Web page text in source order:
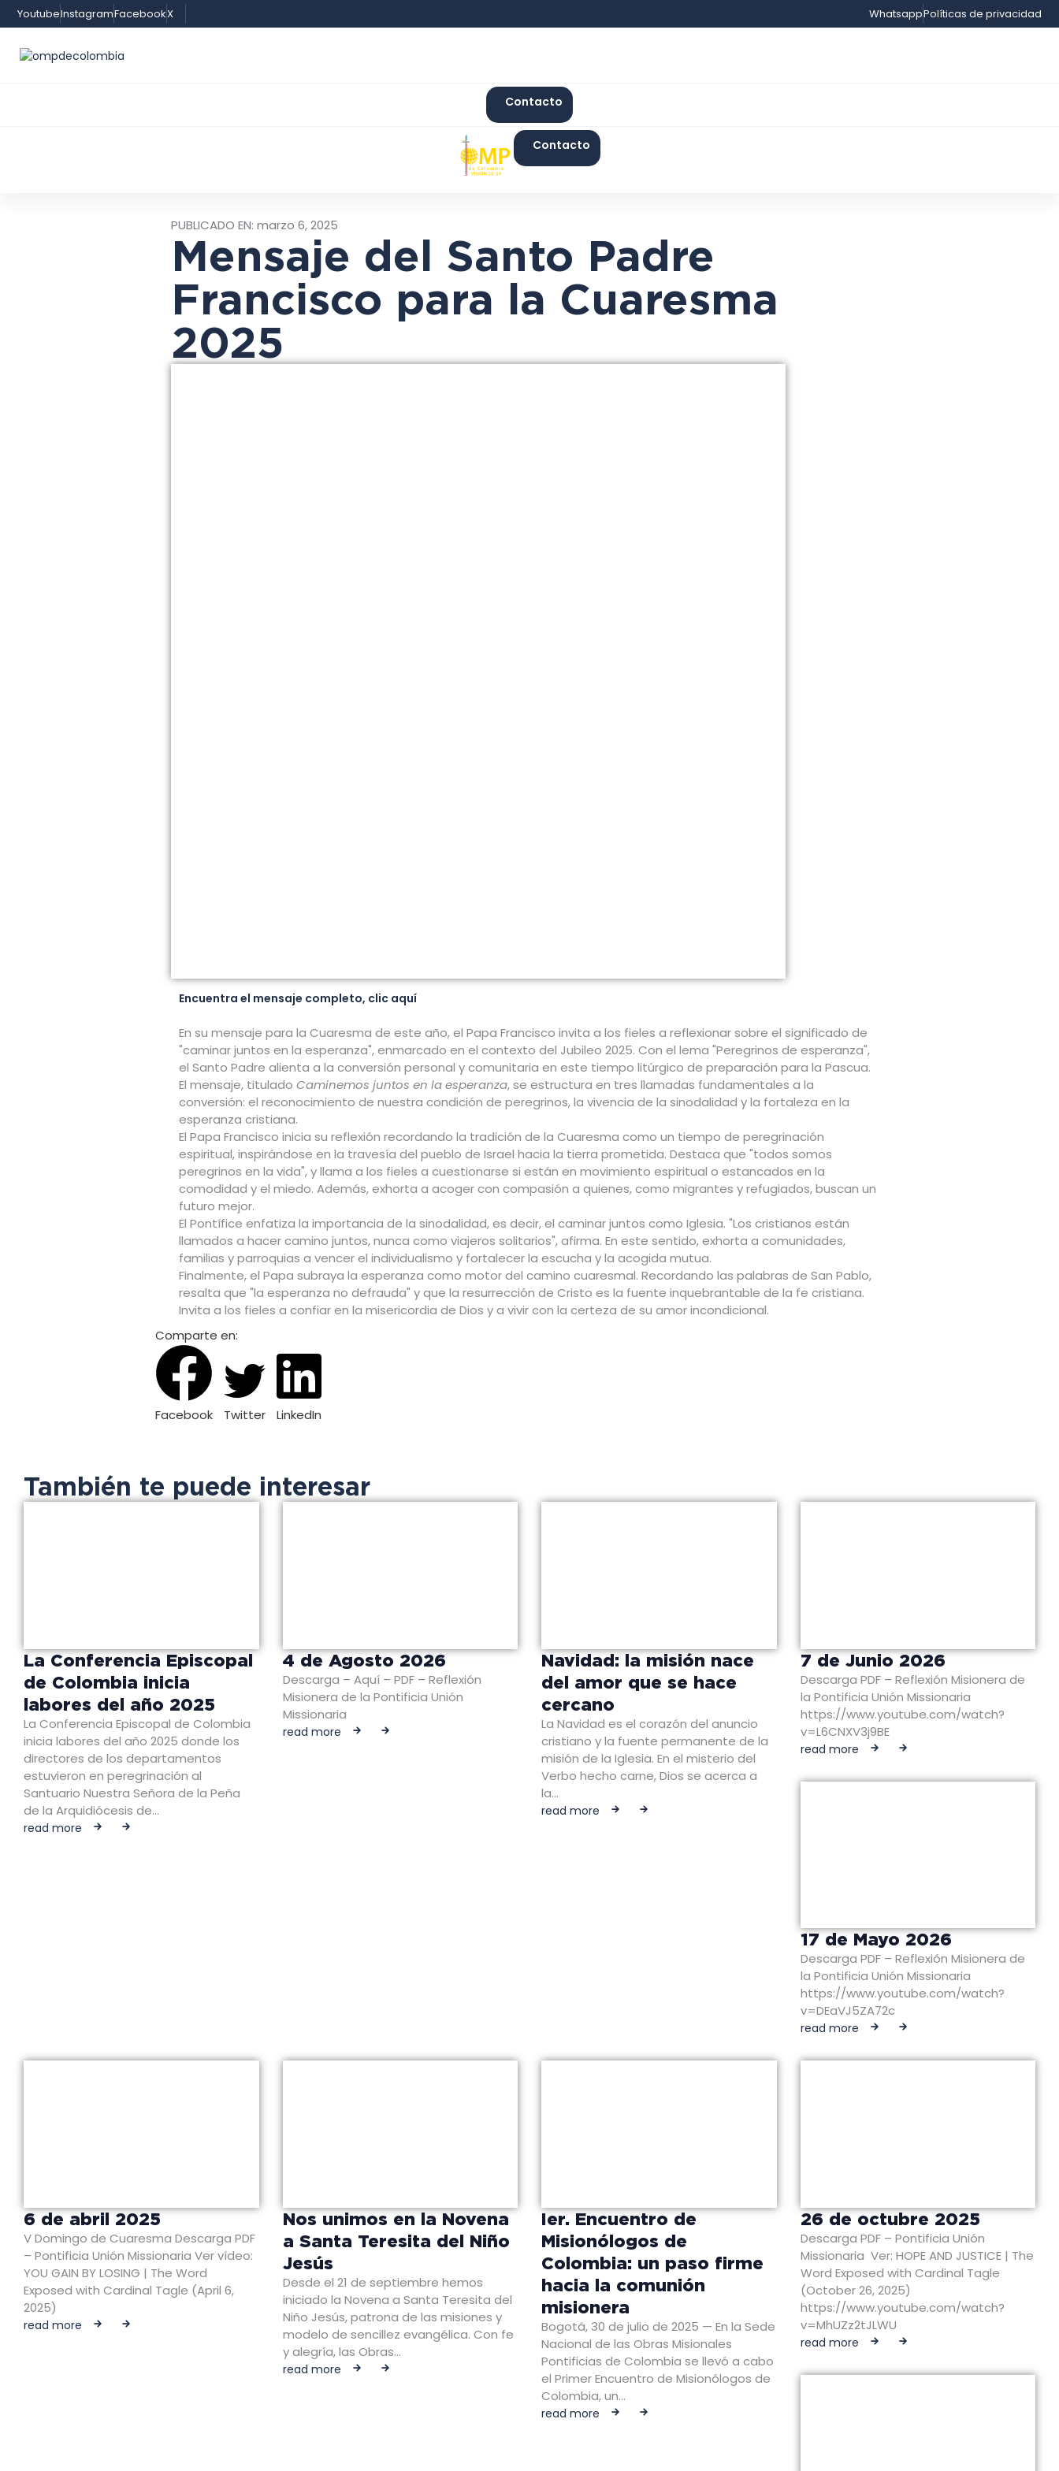
YoutubeInstagramFacebookX WhatsappPolíticas de privacidad
Contacto
Contacto
PUBLICADO EN: marzo 6, 2025
Mensaje del Santo Padre
Francisco para la Cuaresma
2025
Encuentra el mensaje completo, clic aquí
En su mensaje para la Cuaresma de este año, el Papa Francisco invita a los fieles a reflexionar sobre el significado de
"caminar juntos en la esperanza", enmarcado en el contexto del Jubileo 2025. Con el lema "Peregrinos de esperanza",
el Santo Padre alienta a la conversión personal y comunitaria en este tiempo litúrgico de preparación para la Pascua.
El mensaje, titulado Caminemos juntos en la esperanza, se estructura en tres llamadas fundamentales a la
conversión: el reconocimiento de nuestra condición de peregrinos, la vivencia de la sinodalidad y la fortaleza en la
esperanza cristiana.
El Papa Francisco inicia su reflexión recordando la tradición de la Cuaresma como un tiempo de peregrinación
espiritual, inspirándose en la travesía del pueblo de Israel hacia la tierra prometida. Destaca que "todos somos
peregrinos en la vida", y llama a los fieles a cuestionarse si están en movimiento espiritual o estancados en la
comodidad y el miedo. Además, exhorta a acoger con compasión a quienes, como migrantes y refugiados, buscan un
futuro mejor.
El Pontífice enfatiza la importancia de la sinodalidad, es decir, el caminar juntos como Iglesia. "Los cristianos están
llamados a hacer camino juntos, nunca como viajeros solitarios", afirma. En este sentido, exhorta a comunidades,
familias y parroquias a vencer el individualismo y fortalecer la escucha y la acogida mutua.
Finalmente, el Papa subraya la esperanza como motor del camino cuaresmal. Recordando las palabras de San Pablo,
resalta que "la esperanza no defrauda" y que la resurrección de Cristo es la fuente inquebrantable de la fe cristiana.
Invita a los fieles a confiar en la misericordia de Dios y a vivir con la certeza de su amor incondicional.
Comparte en:
Facebook Twitter LinkedIn
También te puede interesar
La Conferencia Episcopal
de Colombia inicia
labores del año 2025
La Conferencia Episcopal de Colombia
inicia labores del año 2025 donde los
directores de los departamentos
estuvieron en peregrinación al
Santuario Nuestra Señora de la Peña
de la Arquidiócesis de…
read more
4 de Agosto 2026
Descarga – Aquí – PDF – Reflexión
Misionera de la Pontificia Unión
Missionaria
read more
Navidad: la misión nace
del amor que se hace
cercano
La Navidad es el corazón del anuncio
cristiano y la fuente permanente de la
misión de la Iglesia. En el misterio del
Verbo hecho carne, Dios se acerca a
la…
read more
7 de Junio 2026
Descarga PDF – Reflexión Misionera de
la Pontificia Unión Missionaria
https://www.youtube.com/watch?
v=L6CNXV3j9BE
read more
17 de Mayo 2026
Descarga PDF – Reflexión Misionera de
la Pontificia Unión Missionaria
https://www.youtube.com/watch?
v=DEaVJ5ZA72c
read more
6 de abril 2025
V Domingo de Cuaresma Descarga PDF
– Pontificia Unión Missionaria Ver vídeo:
YOU GAIN BY LOSING | The Word
Exposed with Cardinal Tagle (April 6,
2025)
read more
Nos unimos en la Novena
a Santa Teresita del Niño
Jesús
Desde el 21 de septiembre hemos
iniciado la Novena a Santa Teresita del
Niño Jesús, patrona de las misiones y
modelo de sencillez evangélica. Con fe
y alegría, las Obras…
read more
Ier. Encuentro de
Misionólogos de
Colombia: un paso firme
hacia la comunión
misionera
Bogotá, 30 de julio de 2025 — En la Sede
Nacional de las Obras Misionales
Pontificias de Colombia se llevó a cabo
el Primer Encuentro de Misionólogos de
Colombia, un…
read more
26 de octubre 2025
Descarga PDF – Pontificia Unión
Missionaria Ver: HOPE AND JUSTICE | The
Word Exposed with Cardinal Tagle
(October 26, 2025)
https://www.youtube.com/watch?
v=MhUZz2tJLWU
read more